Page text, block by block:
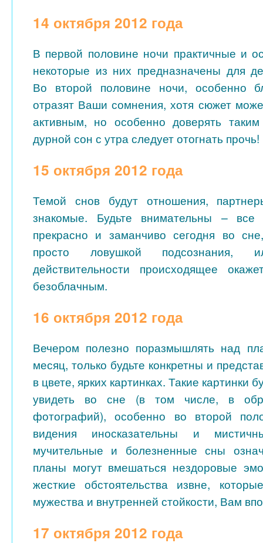
14 октября 2012 года
В первой половине ночи практичные и
некоторые из них предназначены для
Во второй половине ночи, особенно
отразят Ваши сомнения, хотя сюжет
активным, но особенно доверять
дурной сон с утра следует отогнать прочь!
15 октября 2012 года
Темой снов будут отношения,
знакомые. Будьте внимательны – все
прекрасно и заманчиво сегодня во
просто ловушкой
действительности происходящее
безоблачным.
16 октября 2012 года
Вечером полезно поразмышлять над
месяц, только будьте конкретны и
в цвете, ярких картинках. Такие картинки
увидеть во сне (в том числе, в
фотографий), особенно во второй
видения иносказательны и
мучительные и болезненные сны
планы могут вмешаться нездоровые
жесткие обстоятельства извне,
мужества и внутренней стойкости, Вам
17 октября 2012 года